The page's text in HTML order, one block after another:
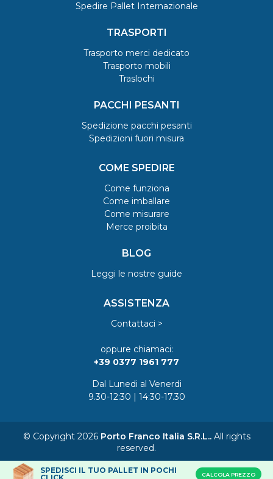
SPEDISCI IL TUO PALLET IN POCHI
CALCOLA PREZZO
Spedire Pallet Internazionale
TRASPORTI
Trasporto merci dedicato
Trasporto mobili
Traslochi
PACCHI PESANTI
Spedizione pacchi pesanti
Spedizioni fuori misura
COME SPEDIRE
Come funziona
Come imballare
Come misurare
Merce proibita
BLOG
Leggi le nostre guide
ASSISTENZA
Contattaci >
oppure chiamaci:
+39 0377 1961 777
Dal Lunedi al Venerdi
9.30-12:30 | 14:30-17.30
© Copyright 2026 Porto Franco Italia S.R.L..All rights
reserved.